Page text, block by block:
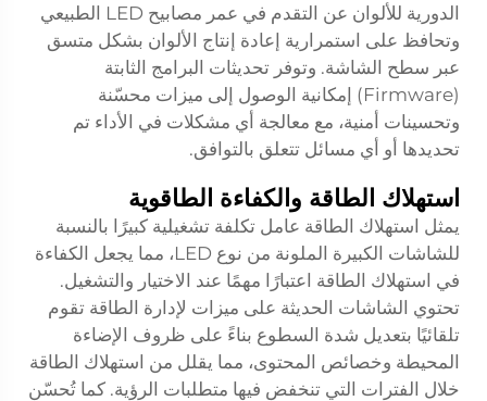
الدورية للألوان عن التقدم في عمر مصابيح LED الطبيعي
وتحافظ على استمرارية إعادة إنتاج الألوان بشكل متسق
عبر سطح الشاشة. وتوفر تحديثات البرامج الثابتة
(Firmware) إمكانية الوصول إلى ميزات محسّنة
وتحسينات أمنية، مع معالجة أي مشكلات في الأداء تم
تحديدها أو أي مسائل تتعلق بالتوافق.
استهلاك الطاقة والكفاءة الطاقوية
يمثل استهلاك الطاقة عامل تكلفة تشغيلية كبيرًا بالنسبة
للشاشات الكبيرة الملونة من نوع LED، مما يجعل الكفاءة
في استهلاك الطاقة اعتبارًا مهمًا عند الاختيار والتشغيل.
تحتوي الشاشات الحديثة على ميزات لإدارة الطاقة تقوم
تلقائيًا بتعديل شدة السطوع بناءً على ظروف الإضاءة
المحيطة وخصائص المحتوى، مما يقلل من استهلاك الطاقة
خلال الفترات التي تنخفض فيها متطلبات الرؤية. كما تُحسّن